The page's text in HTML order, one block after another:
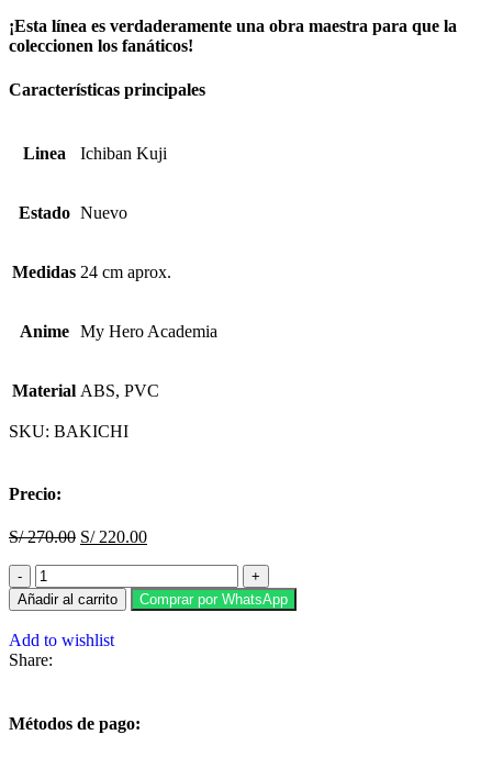
¡Esta línea es verdaderamente una obra maestra para que la
coleccionen los fanáticos!
Características principales
Linea Ichiban Kuji
Estado Nuevo
Medidas 24 cm aprox.
Anime My Hero Academia
Material ABS, PVC
SKU: BAKICHI
Precio:
S/270.00 S/220.00
Añadir al carrito Comprar por WhatsApp
Add to wishlist
Share:
Métodos de pago: